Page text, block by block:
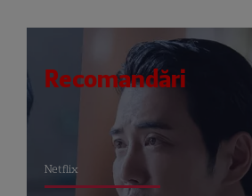
Recomandări
Netflix